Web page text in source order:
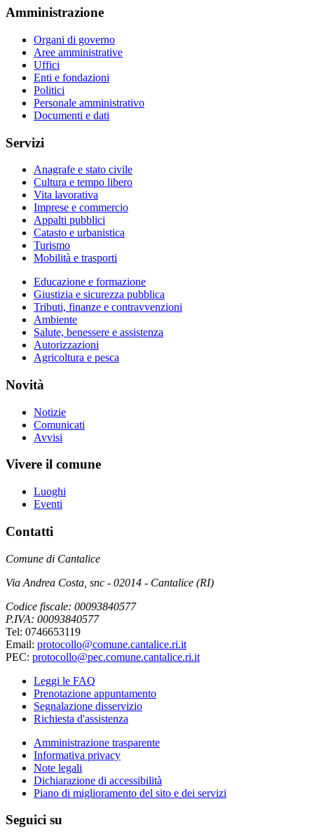
Amministrazione
Organi di governo
Aree amministrative
Uffici
Enti e fondazioni
Politici
Personale amministrativo
Documenti e dati
Servizi
Anagrafe e stato civile
Cultura e tempo libero
Vita lavorativa
Imprese e commercio
Appalti pubblici
Catasto e urbanistica
Turismo
Mobilità e trasporti
Educazione e formazione
Giustizia e sicurezza pubblica
Tributi, finanze e contravvenzioni
Ambiente
Salute, benessere e assistenza
Autorizzazioni
Agricoltura e pesca
Novità
Notizie
Comunicati
Avvisi
Vivere il comune
Luoghi
Eventi
Contatti
Comune di Cantalice
Via Andrea Costa, snc - 02014 - Cantalice (RI)
Codice fiscale: 00093840577
P.IVA: 00093840577
Tel: 0746653119
Email: protocollo@comune.cantalice.ri.it
PEC: protocollo@pec.comune.cantalice.ri.it
Leggi le FAQ
Prenotazione appuntamento
Segnalazione disservizio
Richiesta d'assistenza
Amministrazione trasparente
Informativa privacy
Note legali
Dichiarazione di accessibilità
Piano di miglioramento del sito e dei servizi
Seguici su